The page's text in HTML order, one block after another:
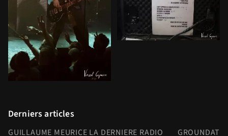
Derniers articles
GUILLAUME MEURICE LA DERNIERE RADIO